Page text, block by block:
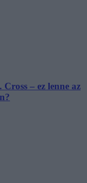
– ez lenne az